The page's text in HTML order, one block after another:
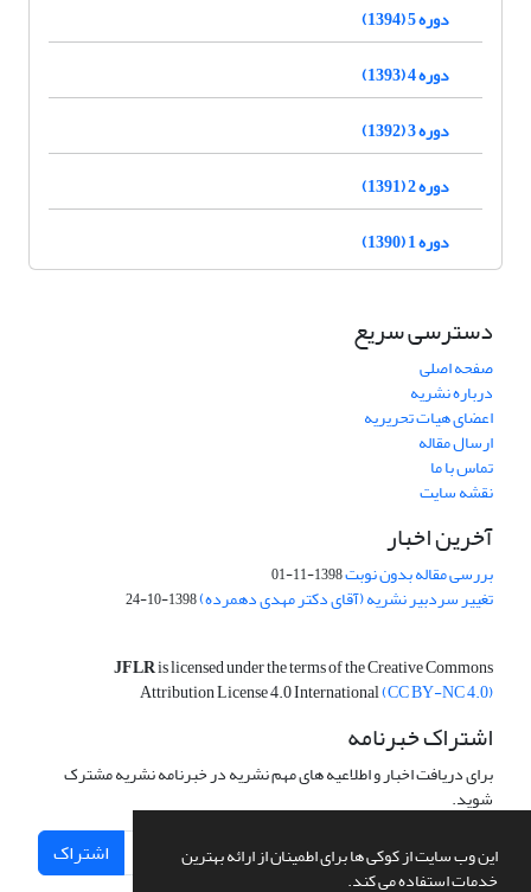
این وب سایت از کوکی ها برای اطمینان از ارائه بهترین
خدمات استفاده می کند.
دوره 5 (1394)
دوره 4 (1393)
دوره 3 (1392)
دوره 2 (1391)
دوره 1 (1390)
دسترسی سریع
صفحه اصلی
درباره نشریه
اعضای هیات تحریریه
ارسال مقاله
تماس با ما
نقشه سایت
آخرین اخبار
بررسی مقاله بدون نوبت1398-11-01
تغییر سردبیر نشریه (آقای دکتر مهدی دهمرده)1398-10-24
JFLRis licensed under the terms of the Creative Commons
Attribution License 4.0 International(CC BY-NC 4.0)
اشتراک خبرنامه
برای دریافت اخبار و اطلاعیه های مهم نشریه در خبرنامه نشریه مشترک
شوید.
اشتراک